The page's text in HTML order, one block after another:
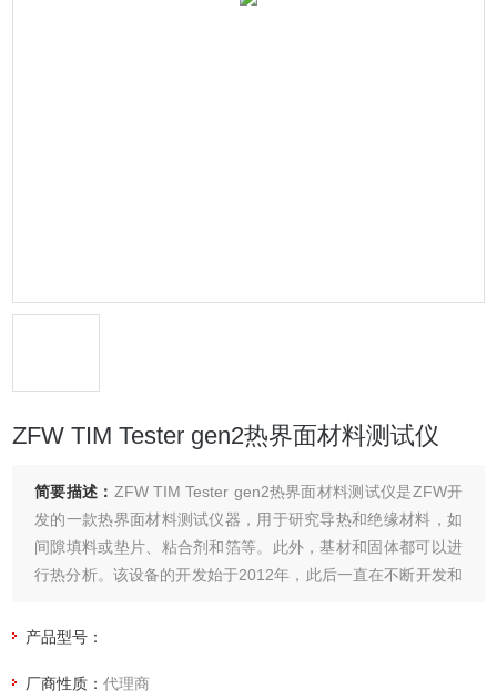
ZFW TIM Tester gen2热界面材料测试仪
简要描述： ZFW TIM Tester gen2热界面材料测试仪是ZFW开
发的一款热界面材料测试仪器，用于研究导热和绝缘材料，如
间隙填料或垫片、粘合剂和箔等。此外，基材和固体都可以进
行热分析。该设备的开发始于2012年，此后一直在不断开发和
产品型号：
厂商性质：代理商